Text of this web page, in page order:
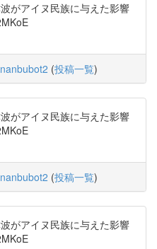
がアイヌ民族に与えた影響
(投稿一覧)
がアイヌ民族に与えた影響
(投稿一覧)
がアイヌ民族に与えた影響